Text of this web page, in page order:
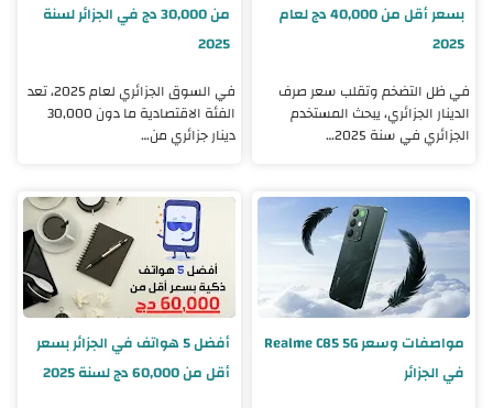
بسعر أقل من 40,000 دج لعام
2025
في ظل التضخم وتقلب سعر صرف
الدينار الجزائري، يبحث المستخدم
الجزائري في سنة 2025…
من 30,000 دج في الجزائر لسنة
2025
في السوق الجزائري لعام 2025، تعد
الفئة الاقتصادية ما دون 30,000
دينار جزائري من…
مواصفات وسعر Realme C85 5G
في الجزائر
أفضل 5 هواتف في الجزائر بسعر
أقل من 60,000 دج لسنة 2025